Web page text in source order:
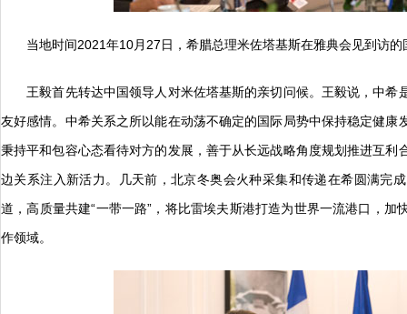
当地时间2021年10月27日，希腊总理米佐塔基斯在雅典会见到访的
王毅首先转达中国领导人对米佐塔基斯的亲切问候。王毅说，中希
友好感情。中希关系之所以能在动荡不确定的国际局势中保持稳定健
秉持平和包容心态看待对方的发展，善于从长远战略角度规划推进互
边关系注入新活力。几天前，北京冬奥会火种采集和传递在希圆满完
道，高质量共建“一带一路”，将比雷埃夫斯港打造为世界一流港口，
作领域。